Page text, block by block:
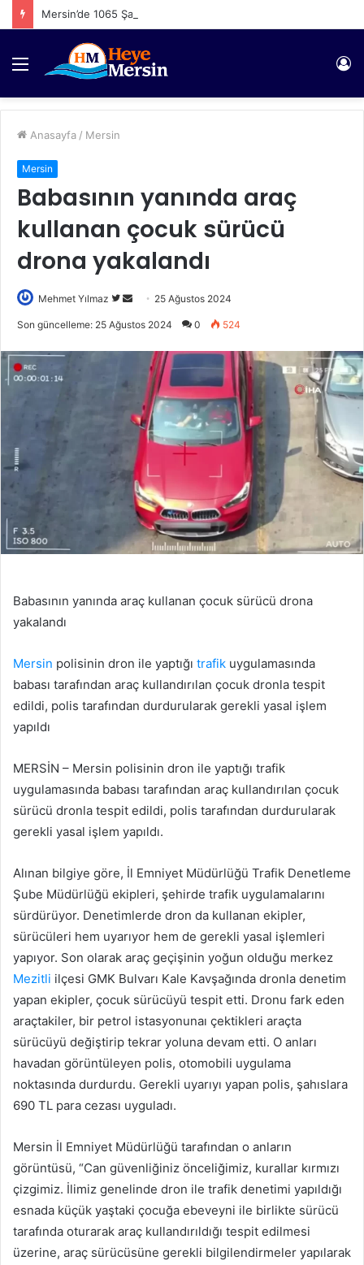
Mersin’de 1065 Şahıs Yakalandı
Menü
Anasayfa / Mersin
Mersin
Babasının yanında araç
kullanan çocuk sürücü
drona yakalandı
Mehmet Yılmaz
Twitter'da
Bir
göndermek
25 Ağustos 2024
Son güncelleme: 25 Ağustos 2024 0 524
Babasının yanında araç kullanan çocuk sürücü drona
yakalandı
Mersin polisinin dron ile yaptığı trafik uygulamasında
babası tarafından araç kullandırılan çocuk dronla tespit
edildi, polis tarafından durdurularak gerekli yasal işlem
yapıldı
MERSİN – Mersin polisinin dron ile yaptığı trafik
uygulamasında babası tarafından araç kullandırılan çocuk
sürücü dronla tespit edildi, polis tarafından durdurularak
gerekli yasal işlem yapıldı.
Alınan bilgiye göre, İl Emniyet Müdürlüğü Trafik Denetleme
Şube Müdürlüğü ekipleri, şehirde trafik uygulamalarını
sürdürüyor. Denetimlerde dron da kullanan ekipler,
sürücüleri hem uyarıyor hem de gerekli yasal işlemleri
yapıyor. Son olarak araç geçişinin yoğun olduğu merkez
Mezitli ilçesi GMK Bulvarı Kale Kavşağında dronla denetim
yapan ekipler, çocuk sürücüyü tespit etti. Dronu fark eden
araçtakiler, bir petrol istasyonunaı çektikleri araçta
sürücüyü değiştirip tekrar yoluna devam etti. O anları
havadan görüntüleyen polis, otomobili uygulama
noktasında durdurdu. Gerekli uyarıyı yapan polis, şahıslara
690 TL para cezası uyguladı.
Mersin İl Emniyet Müdürlüğü tarafından o anların
görüntüsü, “Can güvenliğiniz önceliğimiz, kurallar kırmızı
çizgimiz. İlimiz genelinde dron ile trafik denetimi yapıldığı
esnada küçük yaştaki çocuğa ebeveyni ile birlikte sürücü
tarafında oturarak araç kullandırıldığı tespit edilmesi
üzerine, araç sürücüsüne gerekli bilgilendirmeler yapılarak